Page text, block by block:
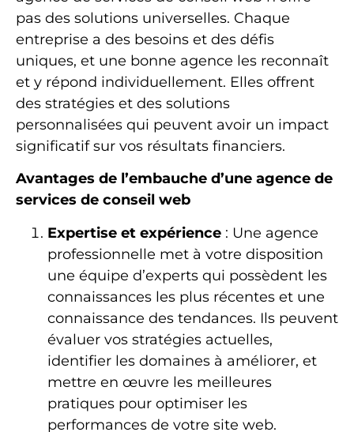
pas des solutions universelles. Chaque
entreprise a des besoins et des défis
uniques, et une bonne agence les reconnaît
et y répond individuellement. Elles offrent
des stratégies et des solutions
personnalisées qui peuvent avoir un impact
significatif sur vos résultats financiers.
Avantages de l’embauche d’une agence de
services de conseil web
Expertise et expérience : Une agence
professionnelle met à votre disposition
une équipe d’experts qui possèdent les
connaissances les plus récentes et une
connaissance des tendances. Ils peuvent
évaluer vos stratégies actuelles,
identifier les domaines à améliorer, et
mettre en œuvre les meilleures
pratiques pour optimiser les
performances de votre site web.